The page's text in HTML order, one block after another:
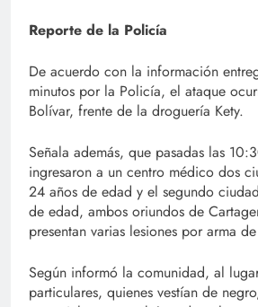
Reporte de la Policía
De acuerdo con la información
minutos por la Policía, el ataque
Bolívar, frente de la droguería Kety.
Señala además, que pasadas las
ingresaron a un centro médico dos
24 años de edad y el segundo
de edad, ambos oriundos de
presentan varias lesiones por arma
Según informó la comunidad, al
particulares, quienes vestían de